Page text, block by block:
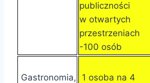
publiczności
w otwartych
przestrzeniach
-100 osób
Gastronomia,
1 osoba na 4